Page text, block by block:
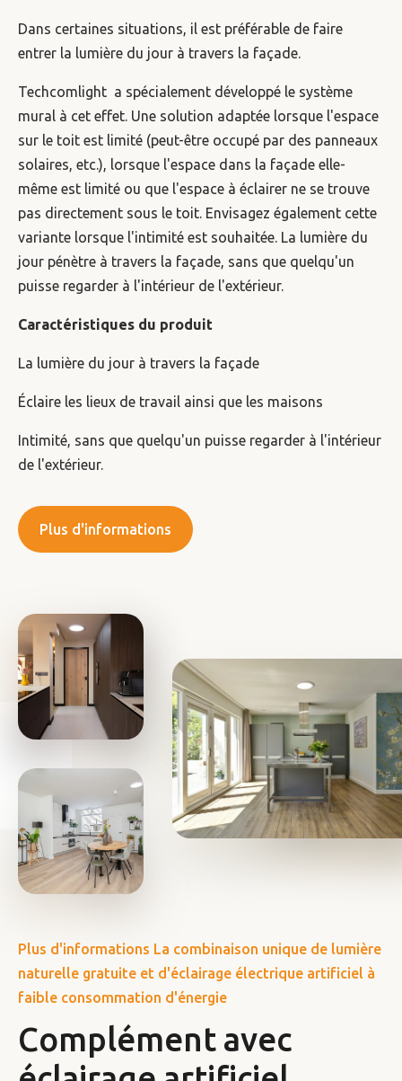
Dans certaines situations, il est préférable de faire
entrer la lumière du jour à travers la façade.
Techcomlight a spécialement développé le système
mural à cet effet. Une solution adaptée lorsque l'espace
sur le toit est limité (peut-être occupé par des panneaux
solaires, etc.), lorsque l'espace dans la façade elle-
même est limité ou que l'espace à éclairer ne se trouve
pas directement sous le toit. Envisagez également cette
variante lorsque l'intimité est souhaitée. La lumière du
jour pénètre à travers la façade, sans que quelqu'un
puisse regarder à l'intérieur de l'extérieur.
Caractéristiques du produit
La lumière du jour à travers la façade
Éclaire les lieux de travail ainsi que les maisons
Intimité, sans que quelqu'un puisse regarder à l'intérieur
de l'extérieur.
Plus d'informations
Plus d'informations La combinaison unique de lumière
naturelle gratuite et d'éclairage électrique artificiel à
faible consommation d'énergie
Complément avec